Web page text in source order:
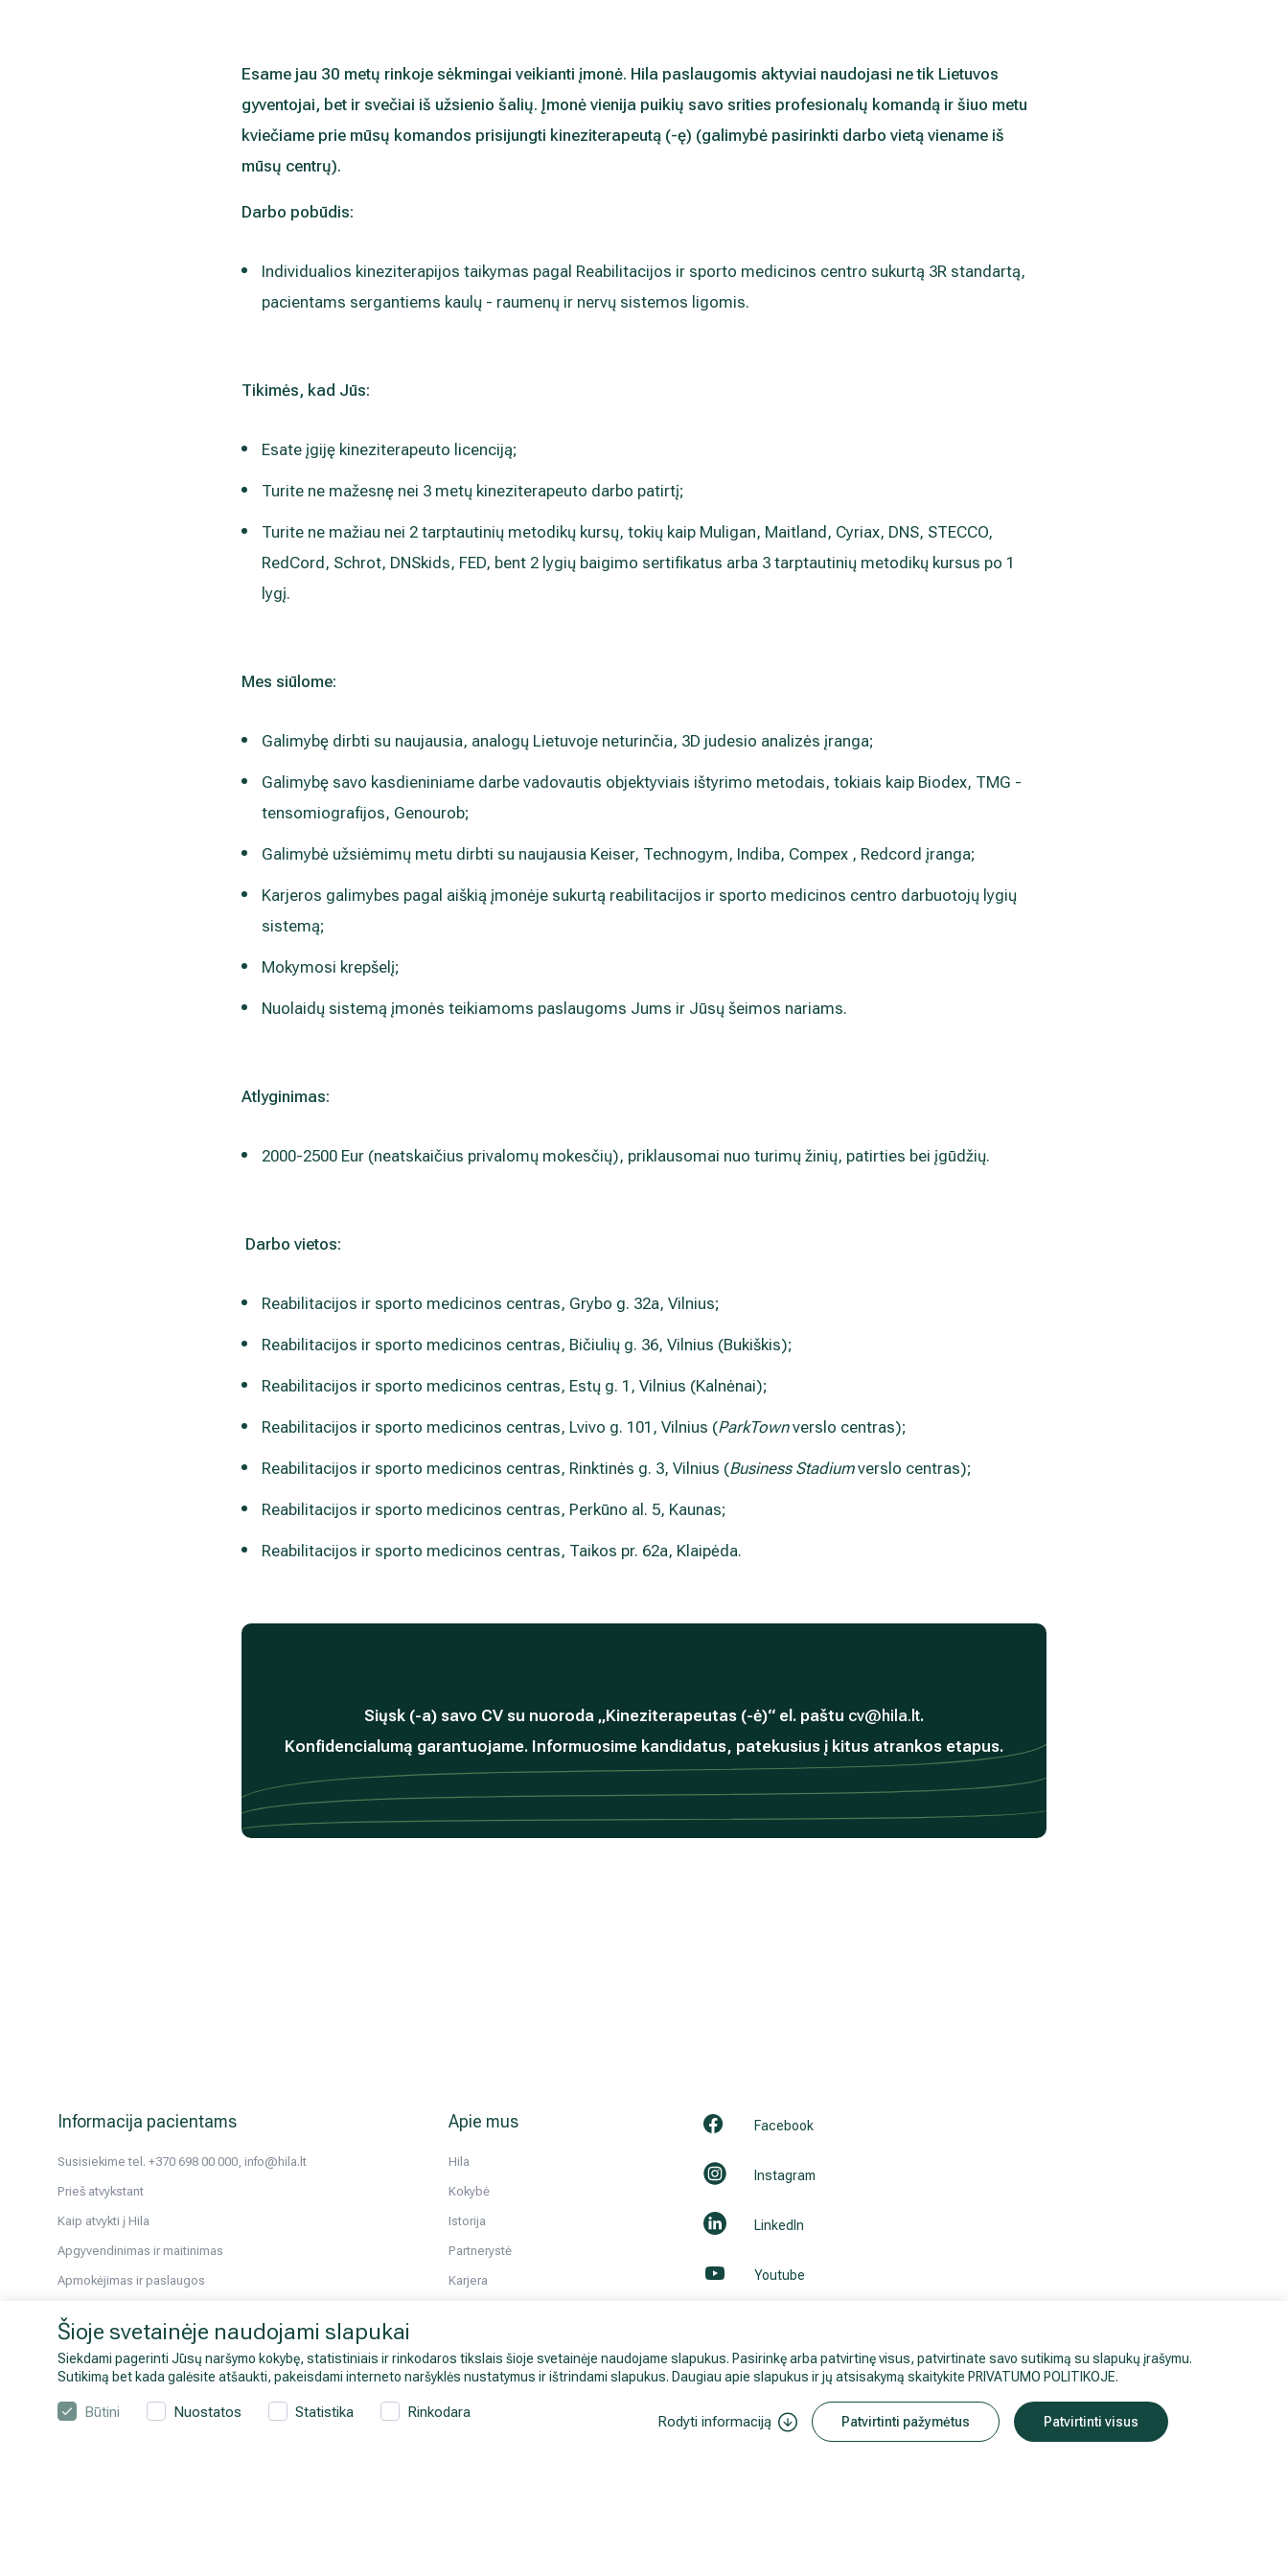
Šioje svetainėje naudojami slapukai
Siekdami pagerinti Jūsų naršymo kokybę, statistiniais ir rinkodaros tikslais šioje svetainėje naudojame slapukus. Pasirinkę arba patvirtinę visus, patvirtinate savo sutikimą su slapukų įrašymu.
Sutikimą bet kada galėsite atšaukti, pakeisdami interneto naršyklės nustatymus ir ištrindami slapukus. Daugiau apie slapukus ir jų atsisakymą skaitykite PRIVATUMO POLITIKOJE.
Būtini Nuostatos Statistika Rinkodara
Patvirtinti pažymėtus Patvirtinti visus
Rodyti informaciją
Esame jau 30 metų rinkoje sėkmingai veikianti įmonė. Hila paslaugomis aktyviai naudojasi ne tik Lietuvos
gyventojai, bet ir svečiai iš užsienio šalių. Įmonė vienija puikių savo srities profesionalų komandą ir šiuo metu
kviečiame prie mūsų komandos prisijungti kineziterapeutą (-ę) (galimybė pasirinkti darbo vietą viename iš
mūsų centrų).
Darbo pobūdis:
Individualios kineziterapijos taikymas pagal Reabilitacijos ir sporto medicinos centro sukurtą 3R standartą,
pacientams sergantiems kaulų - raumenų ir nervų sistemos ligomis.
Tikimės, kad Jūs:
Esate įgiję kineziterapeuto licenciją;
Turite ne mažesnę nei 3 metų kineziterapeuto darbo patirtį;
Turite ne mažiau nei 2 tarptautinių metodikų kursų, tokių kaip Muligan, Maitland, Cyriax, DNS, STECCO,
RedCord, Schrot, DNSkids, FED, bent 2 lygių baigimo sertifikatus arba 3 tarptautinių metodikų kursus po 1
lygį.
Mes siūlome:
Galimybę dirbti su naujausia, analogų Lietuvoje neturinčia, 3D judesio analizės įranga;
Galimybę savo kasdieniniame darbe vadovautis objektyviais ištyrimo metodais, tokiais kaip Biodex, TMG -
tensomiografijos, Genourob;
Galimybė užsiėmimų metu dirbti su naujausia Keiser, Technogym, Indiba, Compex , Redcord įranga;
Karjeros galimybes pagal aiškią įmonėje sukurtą reabilitacijos ir sporto medicinos centro darbuotojų lygių
sistemą;
Mokymosi krepšelį;
Nuolaidų sistemą įmonės teikiamoms paslaugoms Jums ir Jūsų šeimos nariams.
Atlyginimas:
2000-2500 Eur (neatskaičius privalomų mokesčių), priklausomai nuo turimų žinių, patirties bei įgūdžių.
Darbo vietos:
Reabilitacijos ir sporto medicinos centras, Grybo g. 32a, Vilnius;
Reabilitacijos ir sporto medicinos centras, Bičiulių g. 36, Vilnius (Bukiškis);
Reabilitacijos ir sporto medicinos centras, Estų g. 1, Vilnius (Kalnėnai);
Reabilitacijos ir sporto medicinos centras, Lvivo g. 101, Vilnius (ParkTownverslo centras);
Reabilitacijos ir sporto medicinos centras, Rinktinės g. 3, Vilnius (Business Stadiumverslo centras);
Reabilitacijos ir sporto medicinos centras, Perkūno al. 5, Kaunas;
Reabilitacijos ir sporto medicinos centras, Taikos pr. 62a, Klaipėda.
Siųsk (-a) savo CV su nuoroda „Kineziterapeutas (-ė)“ el. paštu cv@hila.lt.
Konfidencialumą garantuojame. Informuosime kandidatus, patekusius į kitus atrankos etapus.
Informacija pacientams
Susisiekime tel. +370 698 00 000, info@hila.lt
Prieš atvykstant
Kaip atvykti į Hila
Apgyvendinimas ir maitinimas
Apmokėjimas ir paslaugos
Atmintinės tyrimams ir kt.
Sveikatos patarimai
Galerija
Apie mus
Hila
Kokybė
Istorija
Partnerystė
Karjera
Visi Hila gydytojai
Facebook
Instagram
LinkedIn
Youtube